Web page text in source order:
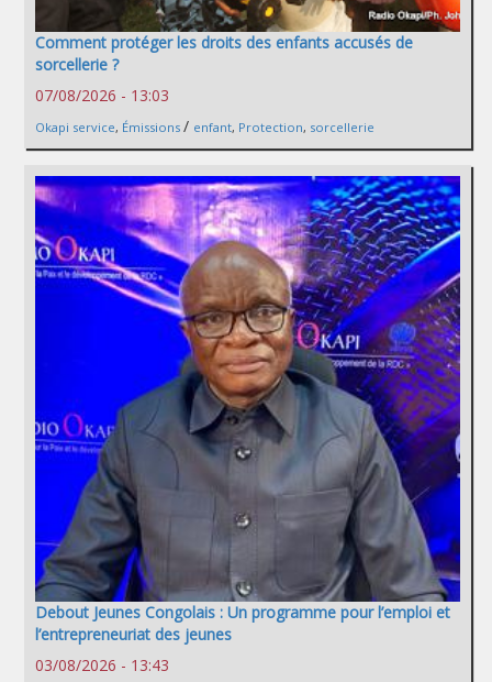
Comment protéger les droits des enfants accusés de
sorcellerie ?
07/08/2026 - 13:03
Okapi service, Émissions / enfant, Protection, sorcellerie
Debout Jeunes Congolais : Un programme pour l’emploi et
l’entrepreneuriat des jeunes
03/08/2026 - 13:43